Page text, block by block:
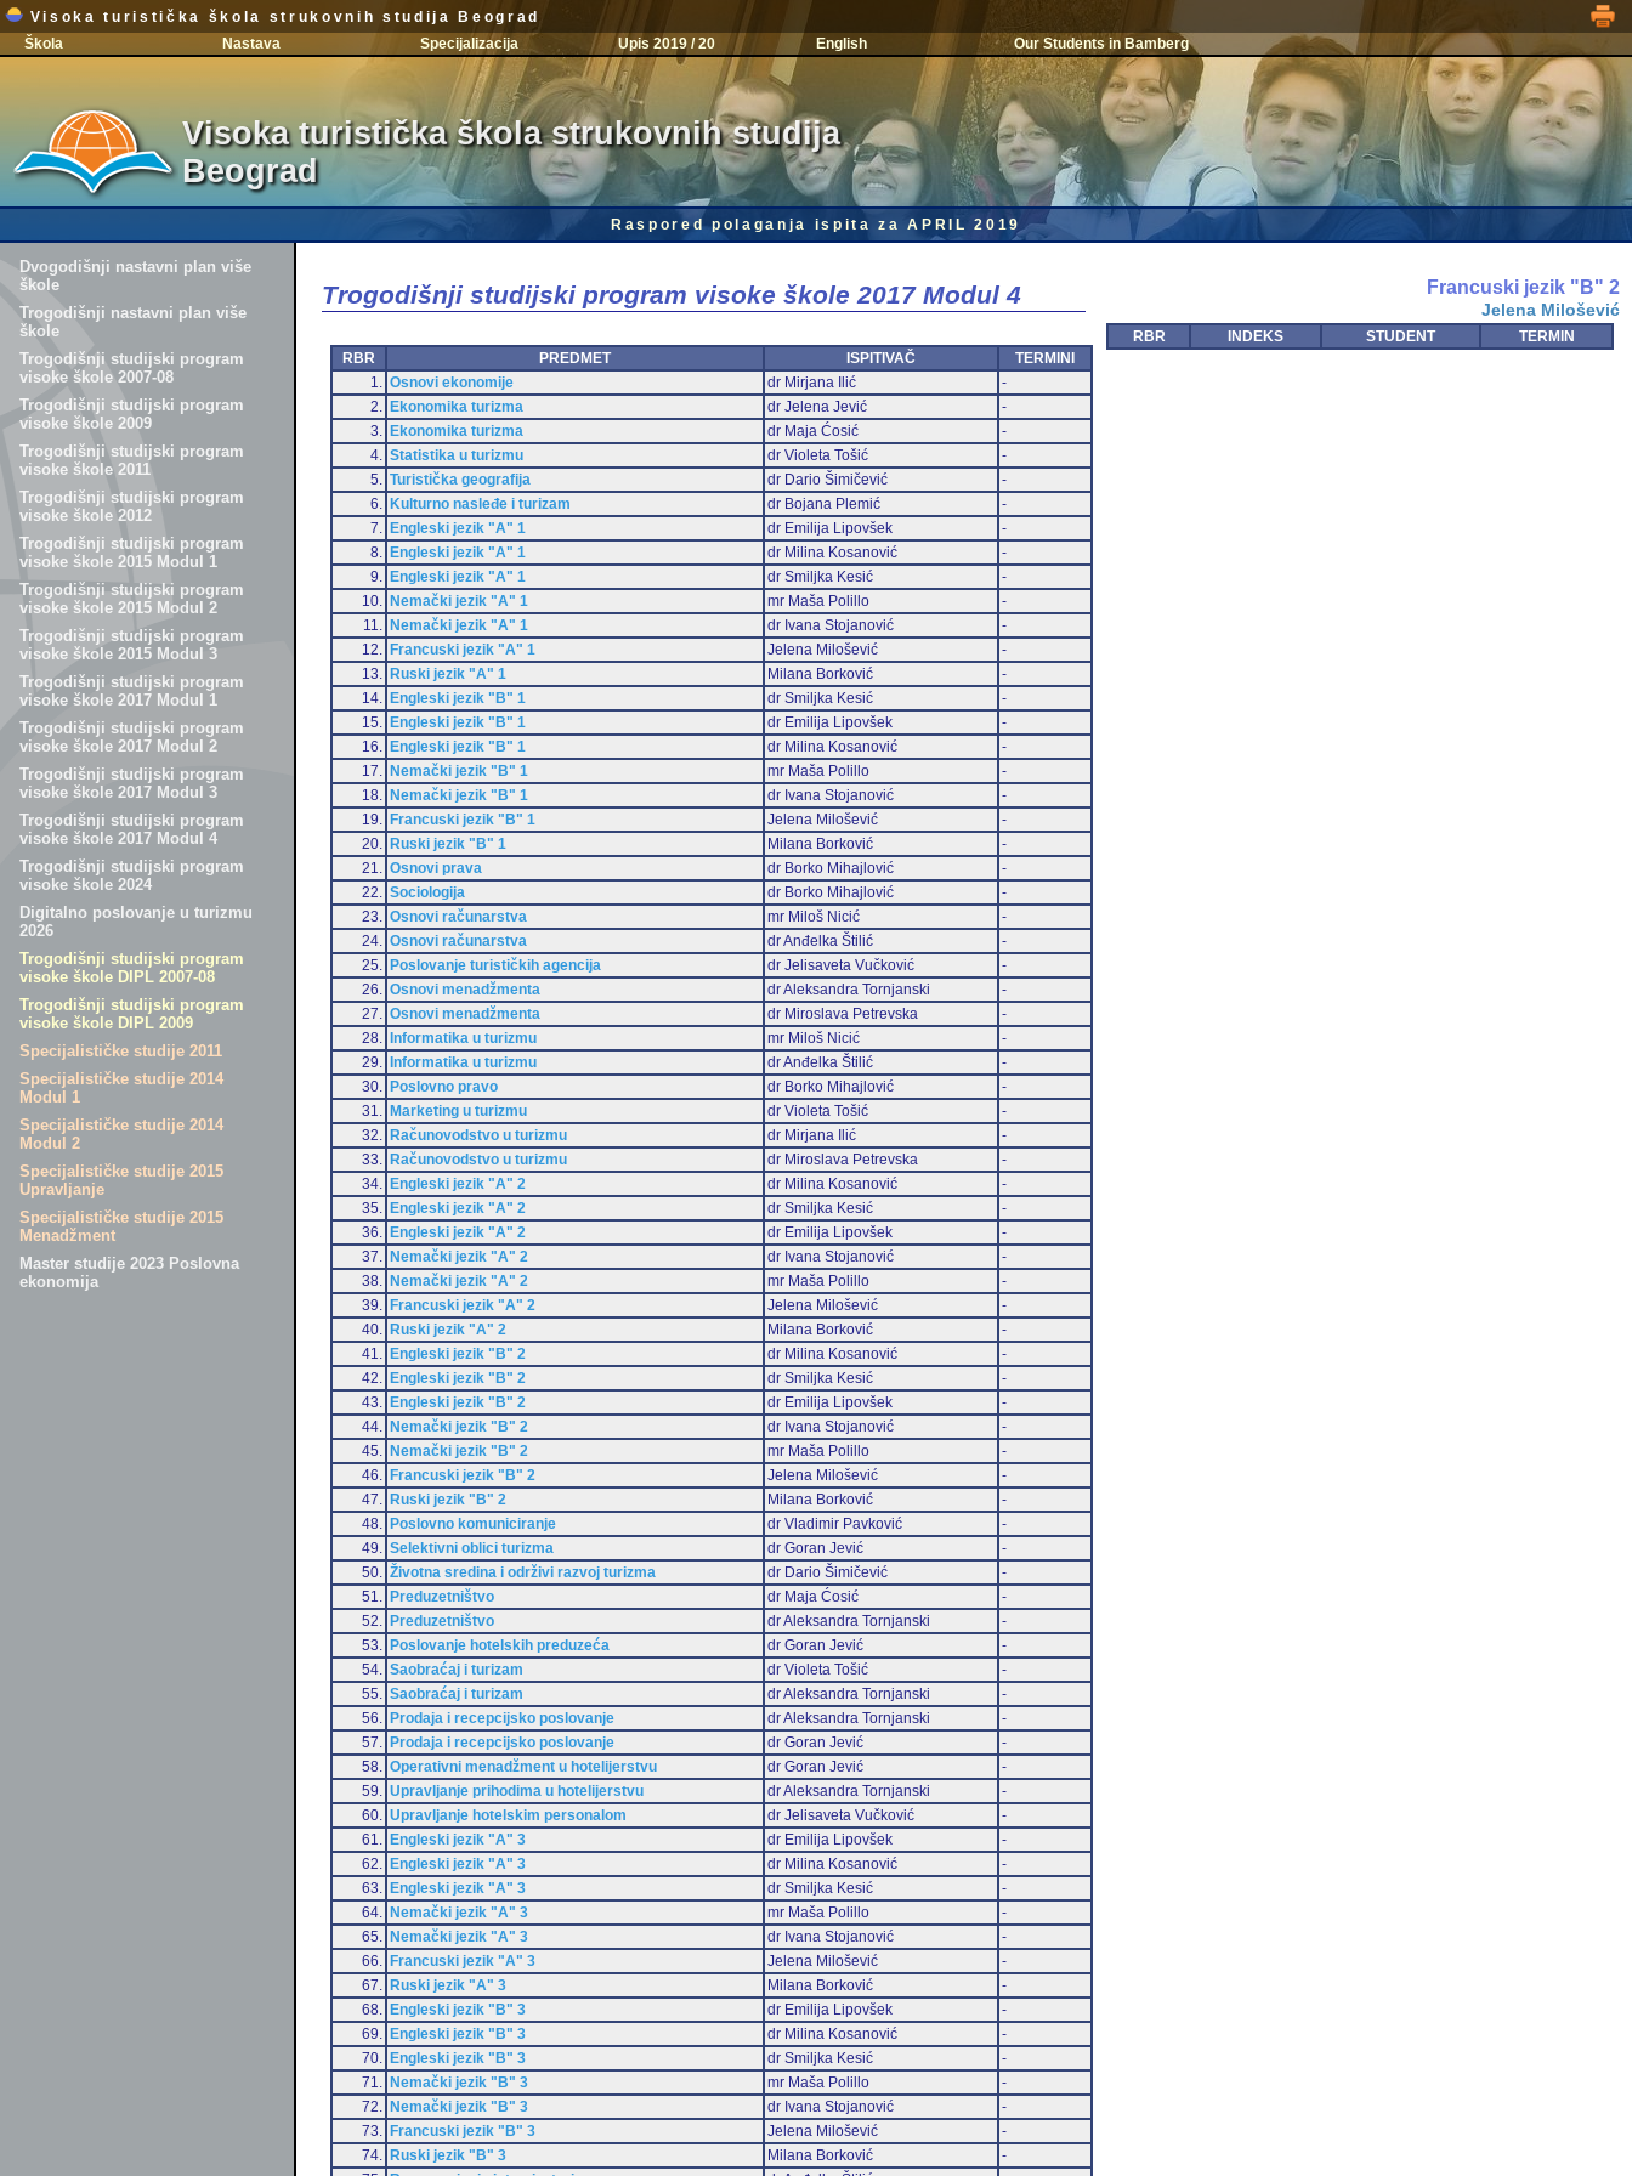
Visoka turistička škola strukovnih studija Beograd
Škola
Nastava Specijalizacija Upis 2019 / 20 English Our Students in Bamberg
Visoka turistička škola strukovnih studija
Beograd
Raspored polaganja ispita za APRIL 2019
Dvogodišnji nastavni plan više
škole
Trogodišnji nastavni plan više
škole
Trogodišnji studijski program
visoke škole 2007-08
Trogodišnji studijski program
visoke škole 2009
Trogodišnji studijski program
visoke škole 2011
Trogodišnji studijski program
visoke škole 2012
Trogodišnji studijski program
visoke škole 2015 Modul 1
Trogodišnji studijski program
visoke škole 2015 Modul 2
Trogodišnji studijski program
visoke škole 2015 Modul 3
Trogodišnji studijski program
visoke škole 2017 Modul 1
Trogodišnji studijski program
visoke škole 2017 Modul 2
Trogodišnji studijski program
visoke škole 2017 Modul 3
Trogodišnji studijski program
visoke škole 2017 Modul 4
Trogodišnji studijski program
visoke škole 2024
Digitalno poslovanje u turizmu
2026
Trogodišnji studijski program
visoke škole DIPL 2007-08
Trogodišnji studijski program
visoke škole DIPL 2009
Specijalističke studije 2011
Specijalističke studije 2014
Modul 1
Specijalističke studije 2014
Modul 2
Specijalističke studije 2015
Upravljanje
Specijalističke studije 2015
Menadžment
Master studije 2023 Poslovna
ekonomija
Trogodišnji studijski program visoke škole 2017 Modul 4
RBR PREDMET ISPITIVAČ
TERMINI
1.
Osnovi ekonomije dr Mirjana Ilić
-
2.
Ekonomika turizma dr Jelena Jević
-
3.
Ekonomika turizma dr Maja Ćosić
-
4.
Statistika u turizmu dr Violeta Tošić
-
5.
Turistička geografija dr Dario Šimičević
-
6.
Kulturno nasleđe i turizam dr Bojana Plemić
-
7.
Engleski jezik "A" 1 dr Emilija Lipovšek
-
8.
Engleski jezik "A" 1 dr Milina Kosanović
-
9.
Engleski jezik "A" 1 dr Smiljka Kesić
-
10.
Nemački jezik "A" 1 mr Maša Polillo
-
11.
Nemački jezik "A" 1 dr Ivana Stojanović
-
12.
Francuski jezik "A" 1 Jelena Milošević
-
13.
Ruski jezik "A" 1 Milana Borković
-
14.
Engleski jezik "B" 1 dr Smiljka Kesić
-
15.
Engleski jezik "B" 1 dr Emilija Lipovšek
-
16.
Engleski jezik "B" 1 dr Milina Kosanović
-
17.
Nemački jezik "B" 1 mr Maša Polillo
-
18.
Nemački jezik "B" 1 dr Ivana Stojanović
-
19.
Francuski jezik "B" 1 Jelena Milošević
-
20.
Ruski jezik "B" 1 Milana Borković
-
21.
Osnovi prava dr Borko Mihajlović
-
22.
Sociologija dr Borko Mihajlović
-
23.
Osnovi računarstva mr Miloš Nicić
-
24.
Osnovi računarstva dr Anđelka Štilić
-
25.
Poslovanje turističkih agencija dr Jelisaveta Vučković
-
26.
Osnovi menadžmenta dr Aleksandra Tornjanski
-
27.
Osnovi menadžmenta dr Miroslava Petrevska
-
28.
Informatika u turizmu mr Miloš Nicić
-
29.
Informatika u turizmu dr Anđelka Štilić
-
30.
Poslovno pravo dr Borko Mihajlović
-
31.
Marketing u turizmu dr Violeta Tošić
-
32.
Računovodstvo u turizmu dr Mirjana Ilić
-
33.
Računovodstvo u turizmu dr Miroslava Petrevska
-
34.
Engleski jezik "A" 2 dr Milina Kosanović
-
35.
Engleski jezik "A" 2 dr Smiljka Kesić
-
36.
Engleski jezik "A" 2 dr Emilija Lipovšek
-
37.
Nemački jezik "A" 2 dr Ivana Stojanović
-
38.
Nemački jezik "A" 2 mr Maša Polillo
-
39.
Francuski jezik "A" 2 Jelena Milošević
-
40.
Ruski jezik "A" 2 Milana Borković
-
41.
Engleski jezik "B" 2 dr Milina Kosanović
-
42.
Engleski jezik "B" 2 dr Smiljka Kesić
-
43.
Engleski jezik "B" 2 dr Emilija Lipovšek
-
44.
Nemački jezik "B" 2 dr Ivana Stojanović
-
45.
Nemački jezik "B" 2 mr Maša Polillo
-
46.
Francuski jezik "B" 2 Jelena Milošević
-
47.
Ruski jezik "B" 2 Milana Borković
-
48.
Poslovno komuniciranje dr Vladimir Pavković
-
49.
Selektivni oblici turizma dr Goran Jević
-
50.
Životna sredina i održivi razvoj turizma dr Dario Šimičević
-
51.
Preduzetništvo dr Maja Ćosić
-
52.
Preduzetništvo dr Aleksandra Tornjanski
-
53.
Poslovanje hotelskih preduzeća dr Goran Jević
-
54.
Saobraćaj i turizam dr Violeta Tošić
-
55.
Saobraćaj i turizam dr Aleksandra Tornjanski
-
56.
Prodaja i recepcijsko poslovanje dr Aleksandra Tornjanski
-
57.
Prodaja i recepcijsko poslovanje dr Goran Jević
-
58.
Operativni menadžment u hotelijerstvu dr Goran Jević
-
59.
Upravljanje prihodima u hotelijerstvu dr Aleksandra Tornjanski
-
60.
Upravljanje hotelskim personalom dr Jelisaveta Vučković
-
61.
Engleski jezik "A" 3 dr Emilija Lipovšek
-
62.
Engleski jezik "A" 3 dr Milina Kosanović
-
63.
Engleski jezik "A" 3 dr Smiljka Kesić
-
64.
Nemački jezik "A" 3 mr Maša Polillo
-
65.
Nemački jezik "A" 3 dr Ivana Stojanović
-
66.
Francuski jezik "A" 3 Jelena Milošević
-
67.
Ruski jezik "A" 3 Milana Borković
-
68.
Engleski jezik "B" 3 dr Emilija Lipovšek
-
69.
Engleski jezik "B" 3 dr Milina Kosanović
-
70.
Engleski jezik "B" 3 dr Smiljka Kesić
-
71.
Nemački jezik "B" 3 mr Maša Polillo
-
72.
Nemački jezik "B" 3 dr Ivana Stojanović
-
73.
Francuski jezik "B" 3 Jelena Milošević
-
74.
Ruski jezik "B" 3 Milana Borković
-
Francuski jezik "B" 2
Jelena Milošević
RBR INDEKS STUDENT TERMIN